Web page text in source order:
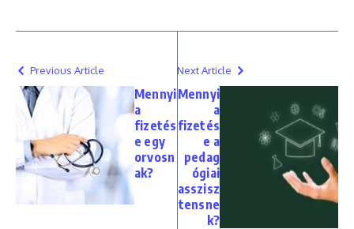
Previous Article
Mennyi
a
fizetés
e egy
orvosn
ak?
Next Article
Mennyi
a
fizetés
e a
pedag
ógiai
asszisz
tensne
k?